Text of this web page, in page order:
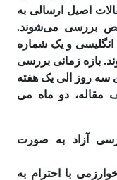
اصیل ارسالی به
بررسی می‌شوند.
انگلیسی و یک شماره
بازه زمانی بررسی
سه روز الی یک هفته
مقاله، دو ماه می
آزاد به صورت
با احترام به